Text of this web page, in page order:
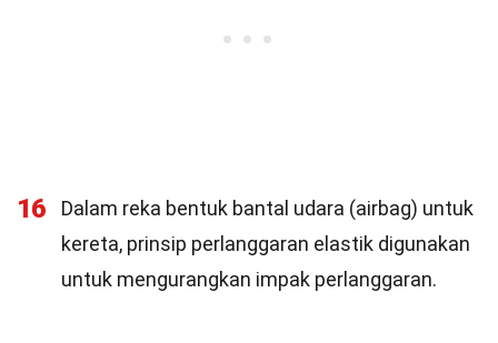
16
Dalam reka bentuk bantal udara (airbag) untuk
kereta, prinsip perlanggaran elastik digunakan
untuk mengurangkan impak perlanggaran.